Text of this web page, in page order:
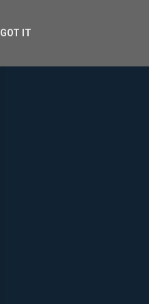
GOT IT